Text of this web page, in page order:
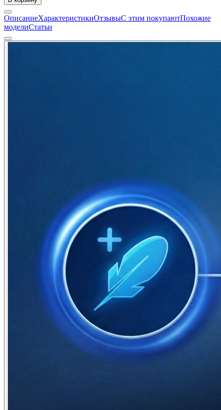
ОписаниеХарактеристикиОтзывыС этим покупаютПохожие
моделиСтатьи